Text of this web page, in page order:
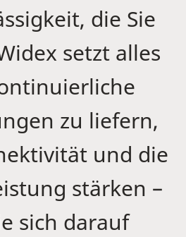
die Sie
setzt alles
zu liefern,
und die
stärken –
sich darauf